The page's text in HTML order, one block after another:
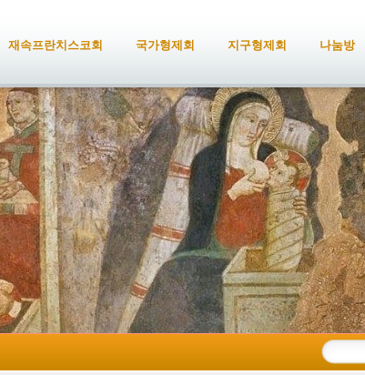
재속프란치스코회 국가형제회 지구형제회 나눔방